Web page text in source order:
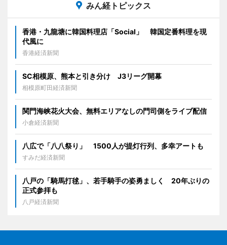
みん経トピックス
香港・九龍塘に韓国料理店「Social」 韓国定番料理を現
代風に
香港経済新聞
SC相模原、熊本と引き分け J3リーグ開幕
相模原町田経済新聞
関門海峡花火大会、無料エリアなしの門司側をライブ配信
小倉経済新聞
八広で「八八祭り」 1500人が提灯行列、多幸アートも
すみだ経済新聞
八戸の「騎馬打毬」、若手騎手の姿勇ましく 20年ぶりの
正式参拝も
八戸経済新聞